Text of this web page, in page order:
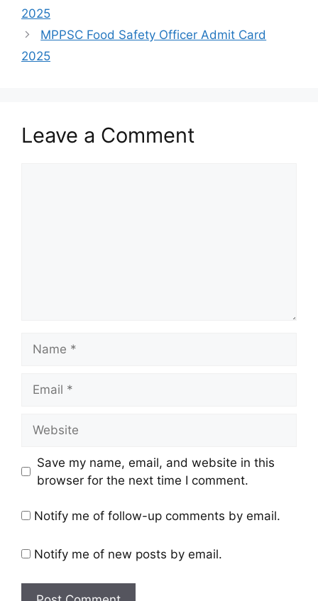
2025
MPPSC Food Safety Officer Admit Card
2025
Leave a Comment
Save my name, email, and website in this
browser for the next time I comment.
Notify me of follow-up comments by email.
Notify me of new posts by email.